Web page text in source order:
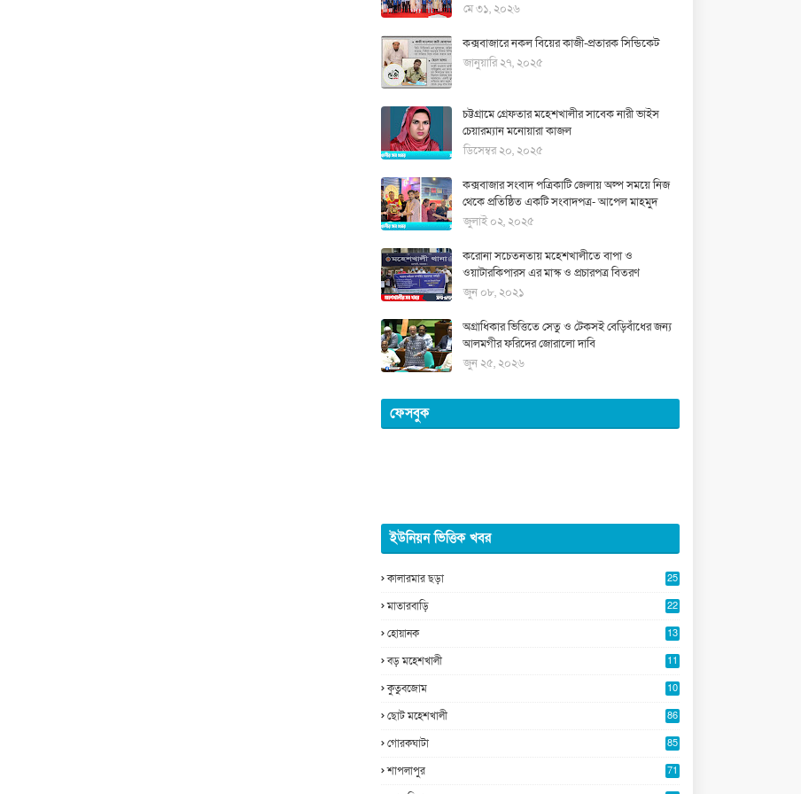
মে ৩১, ২০২৬
কক্সবাজারে নকল বিয়ের কাজী-প্রতারক সিন্ডিকেট
জানুয়ারি ২৭, ২০২৫
চট্টগ্রামে গ্রেফতার মহেশখালীর সাবেক নারী ভাইস
চেয়ারম্যান মনোয়ারা কাজল
ডিসেম্বর ২০, ২০২৫
কক্সবাজার সংবাদ পত্রিকাটি জেলায় অল্প সময়ে নিজ
থেকে প্রতিষ্ঠিত একটি সংবাদপত্র- আপেল মাহমুদ
জুলাই ০২, ২০২৫
করোনা সচেতনতায় মহেশখালীতে বাপা ও
ওয়াটারকিপারস এর মাস্ক ও প্রচারপত্র বিতরণ
জুন ০৮, ২০২১
অগ্রাধিকার ভিত্তিতে সেতু ও টেকসই বেড়িবাঁধের জন্য
আলমগীর ফরিদের জোরালো দাবি
জুন ২৫, ২০২৬
ফেসবুক
ইউনিয়ন ভিত্তিক খবর
কালারমার ছড়া
25
মাতারবাড়ি
22
হোয়ানক
13
বড় মহেশখালী
11
কুতুবজোম
10
ছোট মহেশখালী 86
গোরকঘাটা 85
শাপলাপুর 71